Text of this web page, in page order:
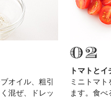
オイル、粗引
混ぜ、ドレッ
トマトと
ミニトマ
ます。食
ッション